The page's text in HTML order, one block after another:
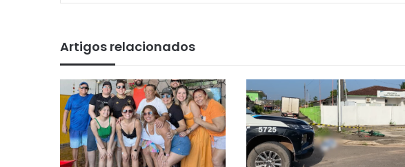
Artigos relacionados